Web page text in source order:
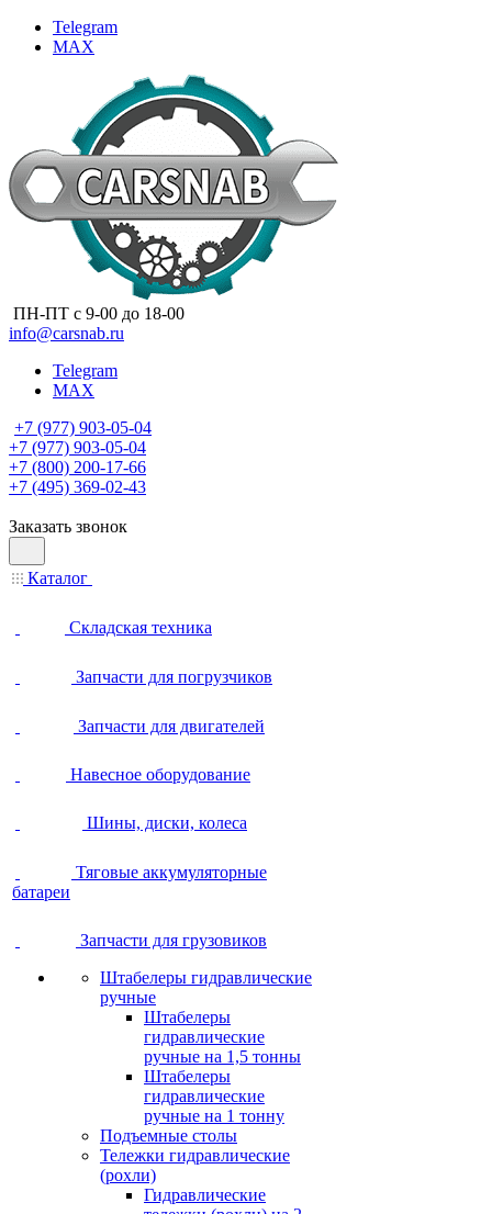
Telegram
MAX
ПН-ПТ с 9-00 до 18-00
info@carsnab.ru
Telegram
MAX
+7 (977) 903-05-04
+7 (977) 903-05-04
+7 (800) 200-17-66
+7 (495) 369-02-43
Заказать звонок
Каталог
Складская техника
Запчасти для погрузчиков
Запчасти для двигателей
Навесное оборудование
Шины, диски, колеса
Тяговые аккумуляторные
батареи
Запчасти для грузовиков
Штабелеры гидравлические
ручные
Штабелеры
гидравлические
ручные на 1,5 тонны
Штабелеры
гидравлические
ручные на 1 тонну
Подъемные столы
Тележки гидравлические
(рохли)
Гидравлические